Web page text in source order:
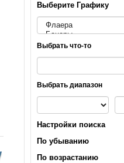
Выберите Графику
Выбрать что-то
Выбрать диапазон
Настройки поиска
По убыванию
По возрастанию